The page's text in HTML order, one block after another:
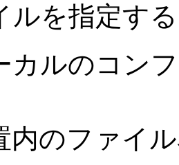
ルを指定す
カルのコン
内のファイ